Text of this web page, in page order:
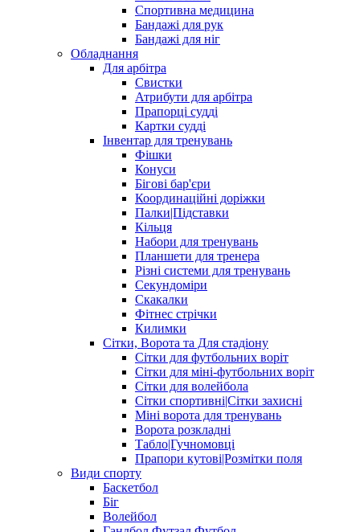
Спортивна медицина
Бандажі для рук
Бандажі для ніг
Обладнання
Для арбітра
Свистки
Атрибути для арбітра
Прапорці судді
Картки судді
Інвентар для тренувань
Фішки
Конуси
Бігові бар'єри
Координаційні доріжки
Палки|Підставки
Кільця
Набори для тренувань
Планшети для тренера
Різні системи для тренувань
Секундоміри
Скакалки
Фітнес стрічки
Килимки
Сітки, Ворота та Для стадіону
Сітки для футбольних воріт
Сітки для міні-футбольних воріт
Сітки для волейбола
Сітки спортивні|Cітки захисні
Міні ворота для тренувань
Ворота розкладні
Табло|Гучномовці
Прапори кутові|Розмітки поля
Види спорту
Баскетбол
Біг
Волейбол